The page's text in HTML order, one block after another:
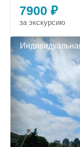
7900 ₽
за экскурсию